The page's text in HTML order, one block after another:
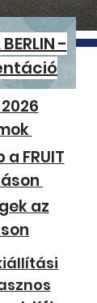
-
FRUIT
az